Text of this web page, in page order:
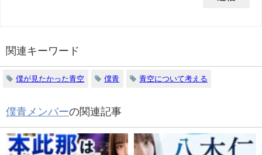
関連キーワード
僕が見たかった青空 僕青 青空について考える
僕青メンバーの関連記事